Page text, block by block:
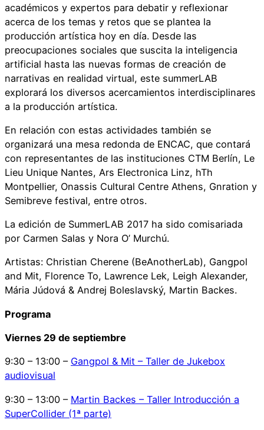
académicos y expertos para debatir y reflexionar
acerca de los temas y retos que se plantea la
producción artística hoy en día. Desde las
preocupaciones sociales que suscita la inteligencia
artificial hasta las nuevas formas de creación de
narrativas en realidad virtual, este summerLAB
explorará los diversos acercamientos interdisciplinares
a la producción artística.
En relación con estas actividades también se
organizará una mesa redonda de ENCAC, que contará
con representantes de las instituciones CTM Berlín, Le
Lieu Unique Nantes, Ars Electronica Linz, hTh
Montpellier, Onassis Cultural Centre Athens, Gnration y
Semibreve festival, entre otros.
La edición de SummerLAB 2017 ha sido comisariada
por Carmen Salas y Nora O’ Murchú.
Artistas: Christian Cherene (BeAnotherLab), Gangpol
and Mit, Florence To, Lawrence Lek, Leigh Alexander,
Mária Júdová & Andrej Boleslavský, Martin Backes.
Programa
Viernes 29 de septiembre
9:30 – 13:00 – Gangpol & Mit – Taller de Jukebox
audiovisual
9:30 – 13:00 – Martin Backes – Taller Introducción a
SuperCollider (1ª parte)